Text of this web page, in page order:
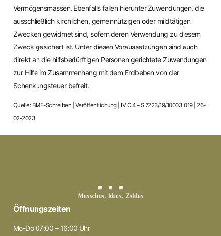
Vermögensmassen. Ebenfalls fallen hierunter Zuwendungen, die
ausschließlich kirchlichen, gemeinnützigen oder mildtätigen
Zwecken gewidmet sind, sofern deren Verwendung zu diesem
Zweck gesichert ist. Unter diesen Voraussetzungen sind auch
direkt an die hilfsbedürftigen Personen gerichtete Zuwendungen
zur Hilfe im Zusammenhang mit dem Erdbeben von der
Schenkungsteuer befreit.
Quelle: BMF-Schreiben | Veröffentlichung | IV C 4 – S 2223/19/10003 :019 | 26-
02-2023
Öffnungszeiten
Mo-Do 07:00 – 16:00 Uhr